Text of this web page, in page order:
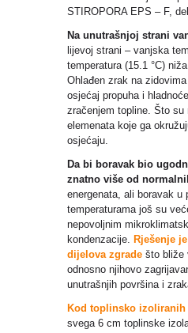
STIROPORA EPS – F,
Na unutrašnjoj strani
lijevoj strani – vanjska
temperatura (15.1 °C)
Ohlađen zrak na
osjećaj propuha i
zračenjem topline. Što su
elemenata koje ga
osjećaju.
Da bi boravak bio
znatno više od
energenata, ali boravak u
temperaturama još su
nepovoljnim
kondenzacije. Rješenje
dijelova zgrade što bliže
odnosno njihovo
unutrašnjih površina i
Kod toplinsko
svega 6 cm toplinske